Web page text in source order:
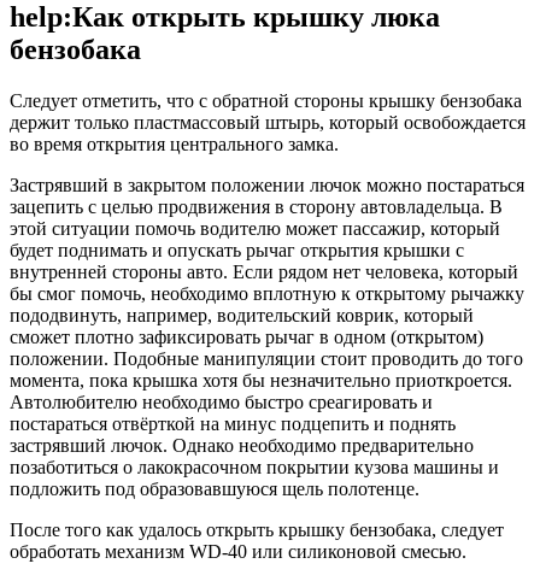
help:Как открыть крышку люка
бензобака
Следует отметить, что с обратной стороны крышку бензобака
держит только пластмассовый штырь, который освобождается
во время открытия центрального замка.
Застрявший в закрытом положении лючок можно постараться
зацепить с целью продвижения в сторону автовладельца. В
этой ситуации помочь водителю может пассажир, который
будет поднимать и опускать рычаг открытия крышки с
внутренней стороны авто. Если рядом нет человека, который
бы смог помочь, необходимо вплотную к открытому рычажку
пододвинуть, например, водительский коврик, который
сможет плотно зафиксировать рычаг в одном (открытом)
положении. Подобные манипуляции стоит проводить до того
момента, пока крышка хотя бы незначительно приоткроется.
Автолюбителю необходимо быстро среагировать и
постараться отвёрткой на минус подцепить и поднять
застрявший лючок. Однако необходимо предварительно
позаботиться о лакокрасочном покрытии кузова машины и
подложить под образовавшуюся щель полотенце.
После того как удалось открыть крышку бензобака, следует
обработать механизм WD-40 или силиконовой смесью.